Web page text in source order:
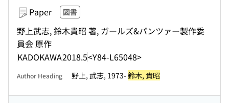
Paper 図書
野上武志, 鈴木貴昭 著, ガールズ&パンツァー製作委
員会 原作
KADOKAWA2018.5<Y84-L65048>
Author Heading 野上, 武志, 1973-鈴木, 貴昭